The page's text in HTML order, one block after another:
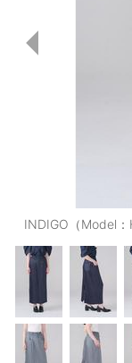
T-
KNIT :
SHIRT
OUTERS :
PANTS/
TOPS : ト
OUTERS :
OUTLET : アウ
INDIGO（Model：